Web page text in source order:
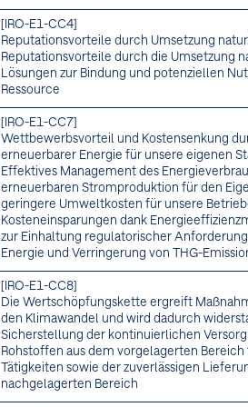
[IRO-E1-CC4]
Reputationsvorteile durch Umsetzung
Reputationsvorteile durch die Umsetzung
Lösungen zur Bindung und potenziellen
Ressource
[IRO-E1-CC7]
Wettbewerbsvorteil und Kostensenkung
erneuerbarer Energie für unsere eigenen
Effektives Management des
erneuerbaren Stromproduktion für den
geringere Umweltkosten für unsere
Kosteneinsparungen dank
zur Einhaltung regulatorischer
Energie und Verringerung von THG-
[IRO-E1-CC8]
Die Wertschöpfungskette ergreift
den Klimawandel und wird dadurch
Sicherstellung der kontinuierlichen
Rohstoffen aus dem vorgelagerten
Tätigkeiten sowie der zuverlässigen
nachgelagerten Bereich